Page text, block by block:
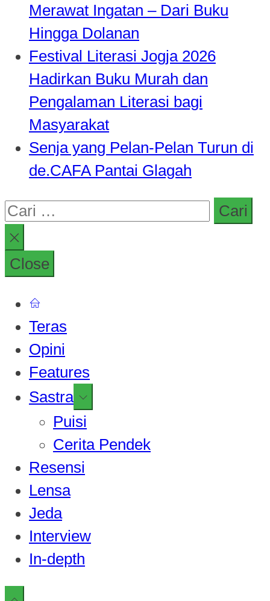
Merawat Ingatan – Dari Buku
Hingga Dolanan
Festival Literasi Jogja 2026
Hadirkan Buku Murah dan
Pengalaman Literasi bagi
Masyarakat
Senja yang Pelan-Pelan Turun di
de.CAFA Pantai Glagah
Cari
untuk:
Close
Teras
Opini
Features
Sastra Show
sub
menu
Puisi
Cerita Pendek
Resensi
Lensa
Jeda
Interview
In-depth